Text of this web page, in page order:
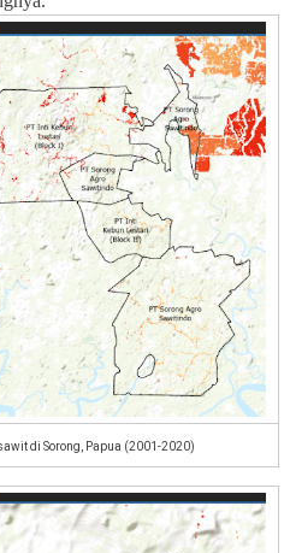
di Sorong, Papua (2001-2020)